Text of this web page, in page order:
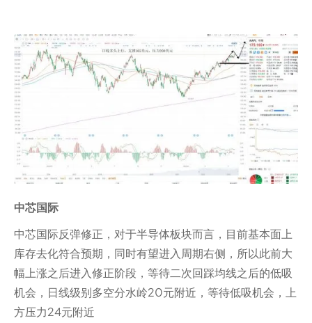
中芯国际
中芯国际反弹修正，对于半导体板块而言，目前基本面上
库存去化符合预期，同时有望进入周期右侧，所以此前大
幅上涨之后进入修正阶段，等待二次回踩均线之后的低吸
机会，日线级别多空分水岭20元附近，等待低吸机会，上
方压力24元附近